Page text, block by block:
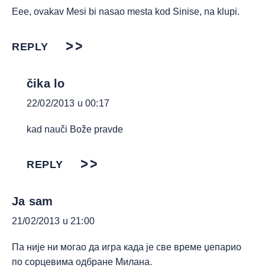
Eee, ovakav Mesi bi nasao mesta kod Sinise, na klupi.
REPLY
čika lo
22/02/2013 u 00:17
kad nauči Bože pravde
REPLY
Ja sam
21/02/2013 u 21:00
Па није ни могао да игра када је све време џепарио
по сорцевима одбране Милана.